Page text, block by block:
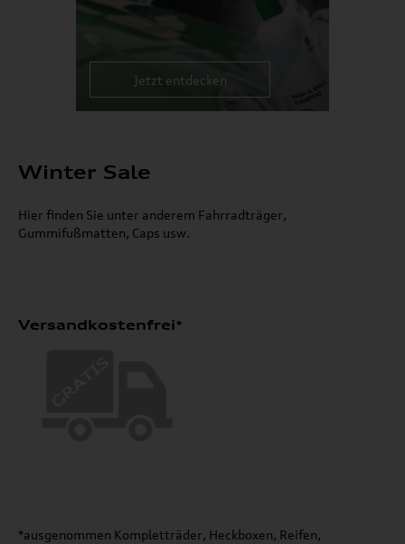
Jetzt entdecken
Winter Sale
Hier finden Sie unter anderem Fahrradträger,
Gummifußmatten, Caps usw.
Versandkostenfrei*
*ausgenommen Kompletträder, Heckboxen, Reifen,